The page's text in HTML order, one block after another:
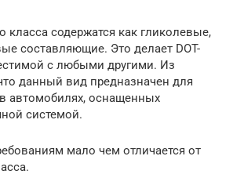
класса содержатся как гликолевые,
составляющие. Это делает DOT-
с любыми другими. Из
данный вид предназначен для
автомобилях, оснащенных
системой.
мало чем отличается от